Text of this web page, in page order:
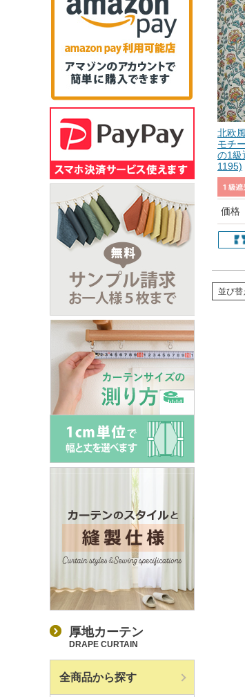
厚地カーテン
DRAPE CURTAIN
全商品から探す
北欧
モチ
の1
1195)
価格
並び替